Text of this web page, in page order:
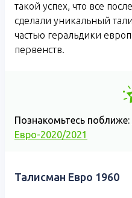
такой успех, что все
сделали уникальный
частью геральдики
первенств.
Познакомьтесь поближе:
Евро-2020/2021
Талисман Евро 1960